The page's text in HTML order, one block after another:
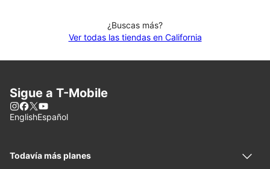
¿Buscas más?
Ver todas las tiendas en California